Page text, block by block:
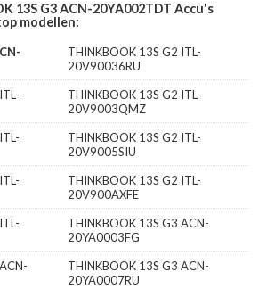
13S G3 ACN-20YA002TDT Accu's
modellen:
THINKBOOK 13S G2 ITL-
20V90036RU
THINKBOOK 13S G2 ITL-
20V9003QMZ
THINKBOOK 13S G2 ITL-
20V9005SIU
THINKBOOK 13S G2 ITL-
20V900AXFE
THINKBOOK 13S G3 ACN-
20YA0003FG
THINKBOOK 13S G3 ACN-
20YA0007RU